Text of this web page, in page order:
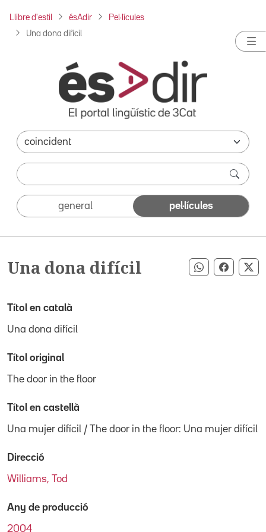
Llibre d'estil ésAdir Pel·lícules
Una dona difícil
general pel·lícules
Una dona difícil Compartir
Títol en català
Una dona difícil
Títol original
The door in the floor
Títol en castellà
Una mujer difícil / The door in the floor: Una mujer difícil
Direcció
Williams, Tod
Any de producció
2004